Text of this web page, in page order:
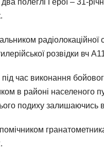
.
радіолокаційної
розвідки вч
під час виконання
в районі населеного
подиху залишаючись